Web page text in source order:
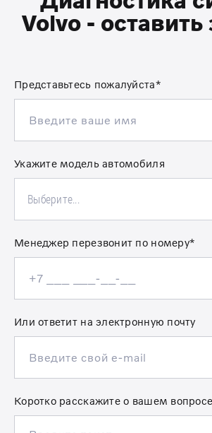
Volvo - оставить
Представьтесь пожалуйста*
Укажите модель автомобиля
Выберите...
Менеджер перезвонит по номеру*
Или ответит на электронную почту
Коротко расскажите о вашем вопросе